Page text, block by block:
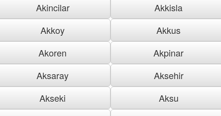
Akincilar
Akkisla
Akkoy
Akkus
Akoren
Akpinar
Aksaray
Aksehir
Akseki
Aksu